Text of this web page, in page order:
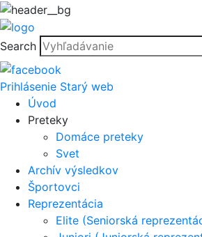
Search
Prihlásenie Starý web
Úvod
Preteky
Domáce preteky
Svet
Archív výsledkov
Športovci
Reprezentácia
Elite (Seniorská